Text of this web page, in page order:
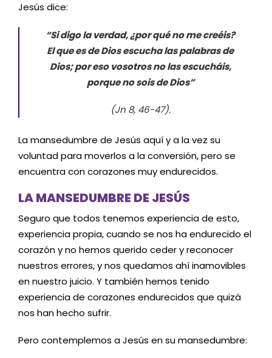
Jesús dice:
“Si digo la verdad, ¿por qué no me creéis?
El que es de Dios escucha las palabras de
Dios; por eso vosotros no las escucháis,
porque no sois de Dios”
(Jn 8, 46-47).
La mansedumbre de Jesús aquí y a la vez su
voluntad para moverlos a la conversión, pero se
encuentra con corazones muy endurecidos.
LA MANSEDUMBRE DE JESÚS
Seguro que todos tenemos experiencia de esto,
experiencia propia, cuando se nos ha endurecido el
corazón y no hemos querido ceder y reconocer
nuestros errores, y nos quedamos ahí inamovibles
en nuestro juicio. Y también hemos tenido
experiencia de corazones endurecidos que quizá
nos han hecho sufrir.
Pero contemplemos a Jesús en su mansedumbre: